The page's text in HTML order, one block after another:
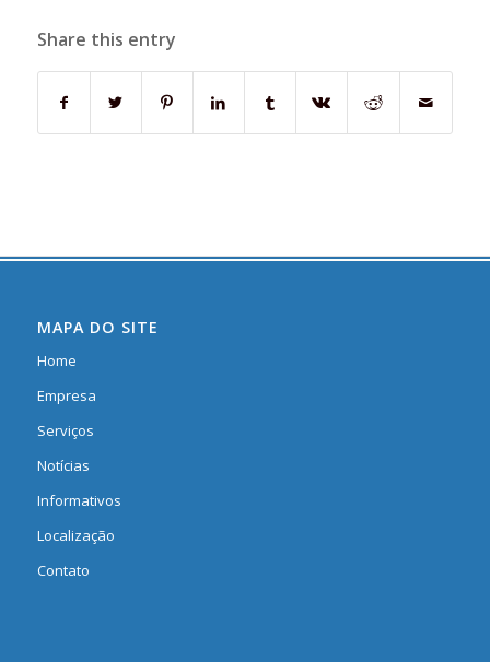
Share this entry
MAPA DO SITE
Home
Empresa
Serviços
Notícias
Informativos
Localização
Contato